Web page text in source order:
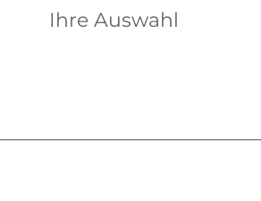
Ihre Auswahl